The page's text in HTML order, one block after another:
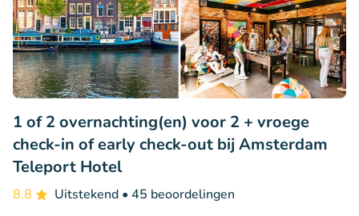
1 of 2 overnachting(en) voor 2 + vroege
check-in of early check-out bij Amsterdam
Teleport Hotel
8.8 Uitstekend • 45 beoordelingen